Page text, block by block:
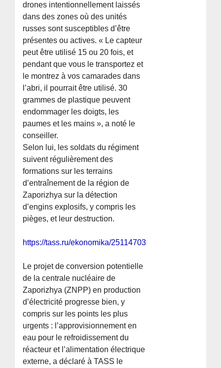
drones intentionnellement laissés
dans des zones où des unités
russes sont susceptibles d’être
présentes ou actives. « Le capteur
peut être utilisé 15 ou 20 fois, et
pendant que vous le transportez et
le montrez à vos camarades dans
l’abri, il pourrait être utilisé. 30
grammes de plastique peuvent
endommager les doigts, les
paumes et les mains », a noté le
conseiller.
Selon lui, les soldats du régiment
suivent régulièrement des
formations sur les terrains
d’entraînement de la région de
Zaporizhya sur la détection
d’engins explosifs, y compris les
pièges, et leur destruction.
https://tass.ru/ekonomika/25114703
Le projet de conversion potentielle
de la centrale nucléaire de
Zaporizhya (ZNPP) en production
d’électricité progresse bien, y
compris sur les points les plus
urgents : l’approvisionnement en
eau pour le refroidissement du
réacteur et l’alimentation électrique
externe, a déclaré à TASS le